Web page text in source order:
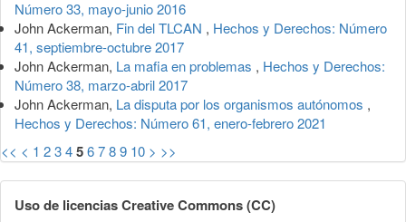
Número 33, mayo-junio 2016
John Ackerman, Fin del TLCAN , Hechos y Derechos: Número
41, septiembre-octubre 2017
John Ackerman, La mafia en problemas , Hechos y Derechos:
Número 38, marzo-abril 2017
John Ackerman, La disputa por los organismos autónomos ,
Hechos y Derechos: Número 61, enero-febrero 2021
<< < 1 23456789 10 > >>
Uso de licencias Creative Commons (CC)